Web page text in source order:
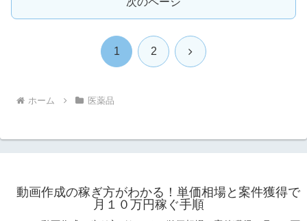
1 2 次
ホーム 医薬品
動画作成の稼ぎ方がわかる！単価相場と案件獲得で
月１０万円稼ぐ手順